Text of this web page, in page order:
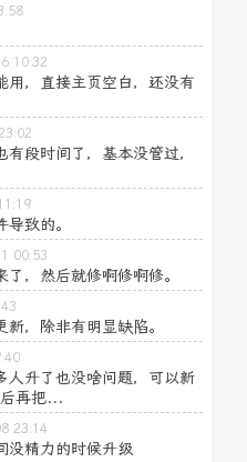
10:32
用，直接主页空白，还没有
段时间了，基本没管过，
导致的。
00:53
了，然后就修啊修啊修。
新，除非有明显缺陷。
人升了也没啥问题，可以新
再把...
23:14
没精力的时候升级